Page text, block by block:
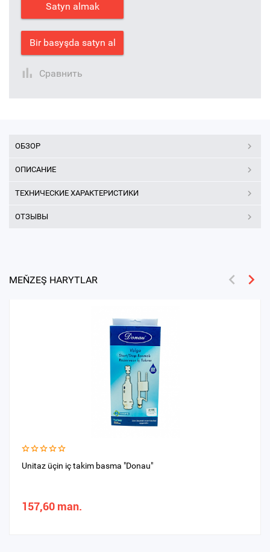
Satyn almak
Bir basyşda satyn al
Сравнить
ОБЗОР
ОПИСАНИЕ
ТЕХНИЧЕСКИЕ ХАРАКТЕРИСТИКИ
ОТЗЫВЫ
MEŇZEŞ HARYTLAR
Unitaz üçin iç takim basma "Donau"
157,60 man.